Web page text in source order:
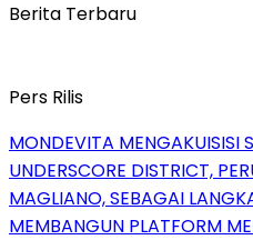
Berita Terbaru
Pers Rilis
MONDEVITA MENGAKUISISI
UNDERSCORE DISTRICT,
MAGLIANO, SEBAGAI
MEMBANGUN PLATFORM